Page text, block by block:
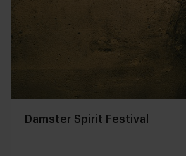
Damster Spirit Festival